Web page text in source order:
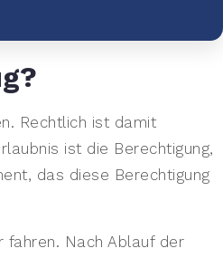
Rechtlich ist damit
ist die Berechtigung,
das diese Berechtigung
Nach Ablauf der